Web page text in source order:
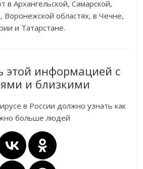
в Архангельской, Самарской,
Воронежской областях, в Чечне,
и Татарстане.
этой информацией с
и близкими
в России должно узнать как
больше людей